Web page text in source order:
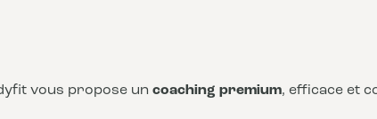
vous propose un coaching premium, efficace et